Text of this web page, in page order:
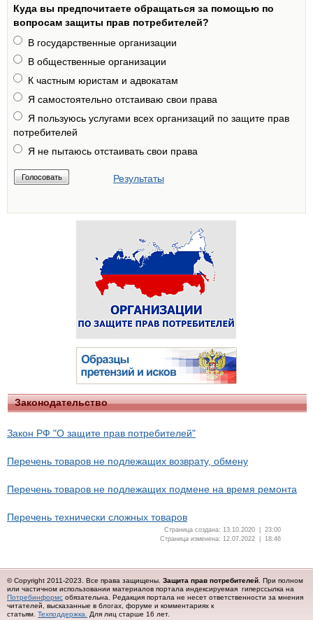
Куда вы предпочитаете обращаться за помощью по
вопросам защиты прав потребителей?
В государственные организации
В общественные организации
К частным юристам и адвокатам
Я самостоятельно отстаиваю свои права
Я пользуюсь услугами всех организаций по защите прав
потребителей
Я не пытаюсь отстаивать свои права
Результаты
Законодательство
Закон РФ "О защите прав потребителей"
Перечень товаров не подлежащих возврату, обмену
Перечень товаров не подлежащих подмене на время ремонта
Перечень технически сложных товаров
Страница создана: 13.10.2020 | 23:00
Страница изменена: 12.07.2022 | 18:46
© Copyright 2011-2023. Все права защищены. Защита прав потребителей . При полном
или частичном использовании материалов портала индексируемая гиперссылка на
Потребинформс обязательна. Редакция портала не несет ответственности за мнения
читателей, высказанные в блогах, форуме и комментариях к
статьям. Техподдержка. Для лиц старше 16 лет.